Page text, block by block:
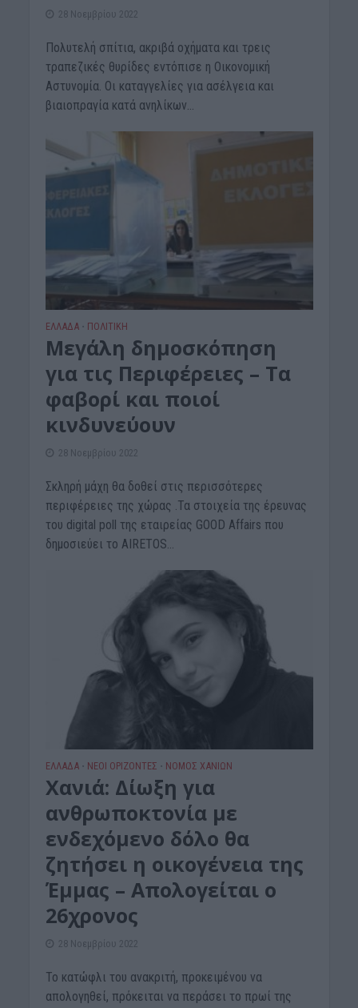
28 Νοεμβρίου 2022
Πολυτελή σπίτια, ακριβά οχήματα και τρεις
τραπεζικές θυρίδες εντόπισε η Οικονομική
Αστυνομία. Οι καταγγελίες για ασέλγεια και
βιαιοπραγία κατά ανηλίκων...
ΕΛΛΑΔΑ • ΠΟΛΙΤΙΚΗ
Μεγάλη δημοσκόπηση
για τις Περιφέρειες – Τα
φαβορί και ποιοί
κινδυνεύουν
28 Νοεμβρίου 2022
Σκληρή μάχη θα δοθεί στις περισσότερες
περιφέρειες της χώρας .Τα στοιχεία της έρευνας
του digital poll της εταιρείας GOOD Affairs που
δημοσιεύει το AIRETOS...
ΕΛΛΑΔΑ • ΝΕΟΙ ΟΡΙΖΟΝΤΕΣ • ΝΟΜΌΣ ΧΑΝΊΩΝ
Χανιά: Δίωξη για
ανθρωποκτονία με
ενδεχόμενο δόλο θα
ζητήσει η οικογένεια της
Έμμας – Απολογείται ο
26χρονος
28 Νοεμβρίου 2022
Το κατώφλι του ανακριτή, προκειμένου να
απολογηθεί, πρόκειται να περάσει το πρωί της